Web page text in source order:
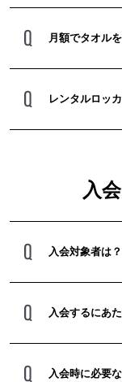
月額でタオル
レンタルロッ
入
入会対象者は？
入会するにあ
入会時に必要